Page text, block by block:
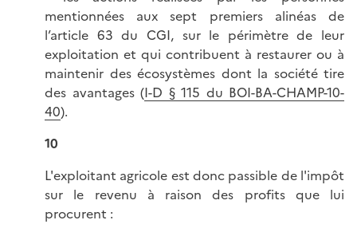
mentionnées aux sept premiers alinéas de
l’article 63 du CGI, sur le périmètre de leur
exploitation et qui contribuent à restaurer ou à
maintenir des écosystèmes dont la société tire
des avantages (I-D § 115 du BOI-BA-CHAMP-10-
40).
10
L'exploitant agricole est donc passible de l'impôt
sur le revenu à raison des profits que lui
procurent :